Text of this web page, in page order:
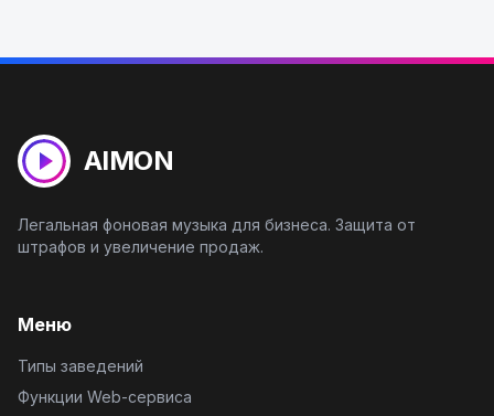
AIMON
Легальная фоновая музыка для бизнеса. Защита от
штрафов и увеличение продаж.
Меню
Типы заведений
Функции Web-сервиса